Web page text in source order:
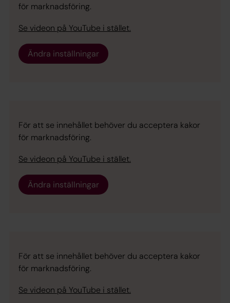
för marknadsföring.
Se videon på YouTube i stället.
Ändra inställningar
För att se innehållet behöver du acceptera kakor
för marknadsföring.
Se videon på YouTube i stället.
Ändra inställningar
För att se innehållet behöver du acceptera kakor
för marknadsföring.
Se videon på YouTube i stället.